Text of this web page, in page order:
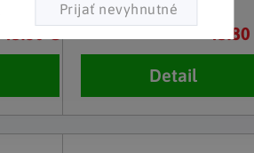
skladom u
Detail